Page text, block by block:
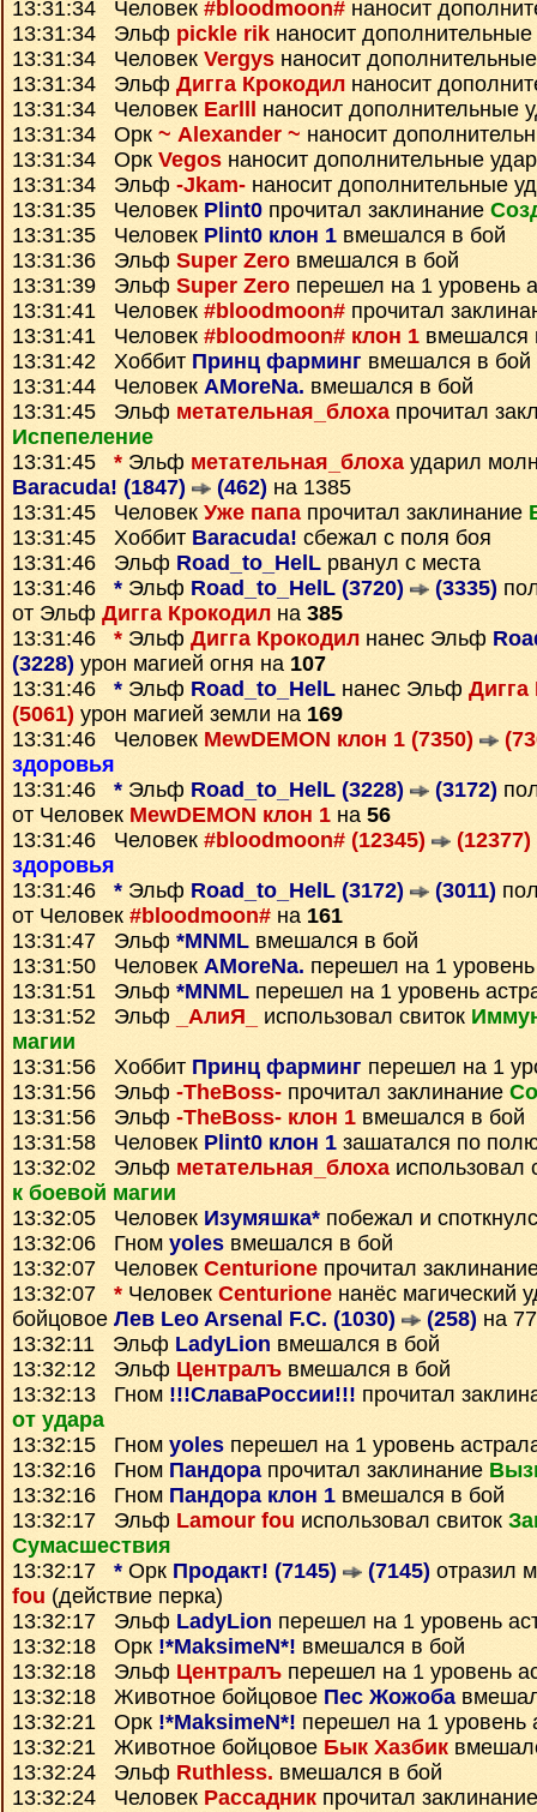
13:31:34 Человек #bloodmoon# наносит
13:31:34 Эльф pickle rik наносит
13:31:34 Человек Vergys наносит
13:31:34 Эльф Дигга Крокодил наносит
13:31:34 Человек Earlll
наносит дополнительные
13:31:34 Орк ~ Alexander ~ наносит
13:31:34 Орк Vegos наносит дополнительные
13:31:34 Эльф -Jkam- наносит дополнительные
13:31:35 Человек Plint0 прочитал заклинание
13:31:35 Человек Plint0 клон 1 вмешался в бой
13:31:36 Эльф Super Zero вмешался в бой
13:31:39 Эльф Super Zero перешел на 1 уровень
13:31:41 Человек #bloodmoon# прочитал
13:31:41 Человек #bloodmoon# клон 1 вмешался
13:31:42 Хоббит Принц фарминг вмешался в бой
13:31:44 Человек AMoreNa. вмешался в бой
13:31:45 Эльф метательная_блохапрочитал
Испепеление
13:31:45 * Эльф метательная_блохаударил
Baracuda! (1847)
(462) на 1385
13:31:45 Человек Уже папапрочитал заклинание
13:31:45 Хоббит Baracuda! сбежал с поля боя
13:31:46 Эльф Road_to_HelL рванул с места
13:31:46 * Эльф Road_to_HelL (3720) (3335)
от Эльф Дигга Крокодил на 385
13:31:46 * Эльф Дигга Крокодил нанес Эльф
(3228) урон магией огня на 107
13:31:46 * Эльф Road_to_HelL нанес Эльф
(5061) урон магией земли на 169
13:31:46 Человек MewDEMON клон 1 (7350)
здоровья
13:31:46 * Эльф Road_to_HelL (3228) (3172)
от Человек MewDEMON клон 1 на 56
13:31:46 Человек #bloodmoon# (12345) (12377)
здоровья
13:31:46 * Эльф Road_to_HelL (3172) (3011)
от Человек #bloodmoon# на 161
13:31:47 Эльф *MNML вмешался в бой
13:31:50 Человек AMoreNa. перешел на 1
13:31:51 Эльф *MNML перешел на 1 уровень
13:31:52 Эльф
_АлиЯ_ использовал свиток
магии
13:31:56 Хоббит Принц фарминг перешел на 1
13:31:56 Эльф -TheBoss- прочитал заклинание
13:31:56 Эльф -TheBoss- клон 1 вмешался в бой
13:31:58 Человек Plint0 клон 1 зашатался по
13:32:02 Эльф метательная_блохаиспользовал
к боевой магии
13:32:05 Человек Изумяшка* побежал и
13:32:06 Гном yoles вмешался в бой
13:32:07 Человек Centurione прочитал
13:32:07 * Человек Centurione нанёс магический
бойцовое Лев Leo Arsenal F.C. (1030) (258) на
13:32:11 Эльф LadyLion вмешался в бой
13:32:12 Эльф Централъ вмешался в бой
13:32:13 Гном !!!СлаваРоссии!!! прочитал
от удара
13:32:15 Гном yoles перешел на 1 уровень
13:32:16 Гном Пандорапрочитал заклинание
13:32:16 Гном Пандора клон 1 вмешался в бой
13:32:17 Эльф Lamour fou использовал свиток
Сумаcшествия
13:32:17 * Орк Продакт! (7145) (7145) отразил
fou (действие перка)
13:32:17 Эльф LadyLion перешел на 1 уровень
13:32:18 Орк !*MaksimeN*! вмешался в бой
13:32:18 Эльф Централъ перешел на 1 уровень
13:32:18 Животное бойцовое Пес Жожоба
13:32:21 Орк !*MaksimeN*! перешел на 1 уровень
13:32:21 Животное бойцовое Бык Хазбик
13:32:24 Эльф Ruthless. вмешался в бой
13:32:24 Человек Рассадник прочитал